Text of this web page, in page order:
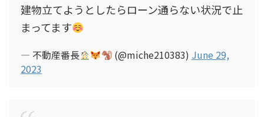
建物立てようとしたらローン通らない状況で止
まってます
— 不動産番長 (@miche210383) June 29,
2023